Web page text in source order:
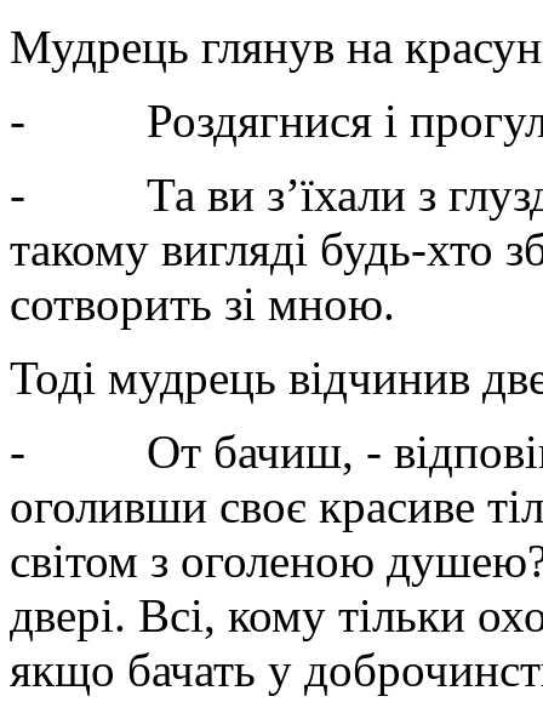
Мудрець глянув на
- Роздягнися і
- Та ви з’їхали з
такому вигляді будь-хто
сотворить зі мною.
Тоді мудрець відчинив
- От бачиш, - відповів
оголивши своє красиве
світом з оголеною
двері. Всі, кому тільки
якщо бачать у